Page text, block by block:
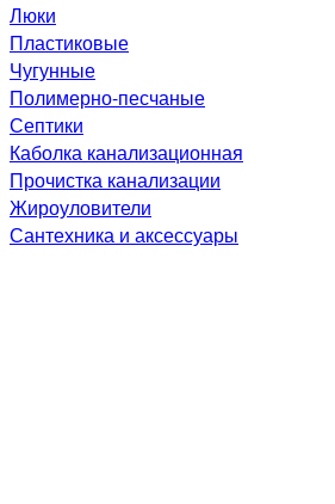
Люки
Пластиковые
Чугунные
Полимерно-песчаные
Септики
Каболка канализационная
Прочистка канализации
Жироуловители
Сантехника и аксессуары